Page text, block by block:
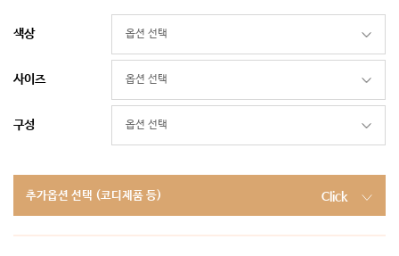
색상
사이즈
구성
추가옵션 선택 (코디제품 등) Click